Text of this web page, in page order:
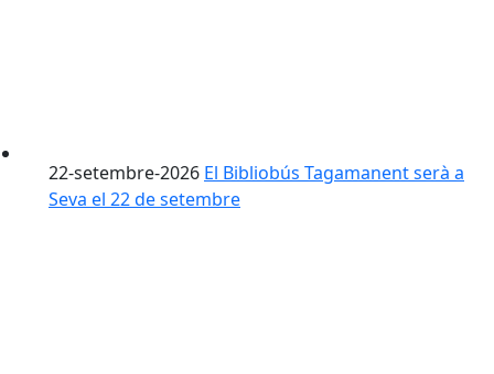
22-setembre-2026 El Bibliobús Tagamanent serà a
Seva el 22 de setembre